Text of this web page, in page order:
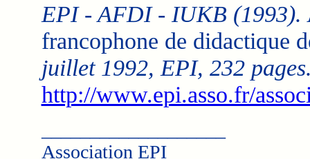
EPI - AFDI - IUKB (1993).
francophone de didactique
juillet 1992, EPI, 232
http://www.epi.asso.fr/
Association EPI